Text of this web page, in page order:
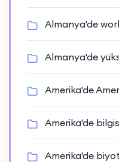
Almanya'de
Almanya'de
Amerika'de
Amerika'de
Amerika'de